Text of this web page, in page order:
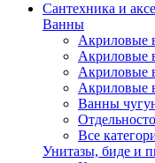
Сантехника и
Ванны
Акриловые
Акриловые
Акриловые
Акриловые
Ванны
Все
Унитазы, биде и